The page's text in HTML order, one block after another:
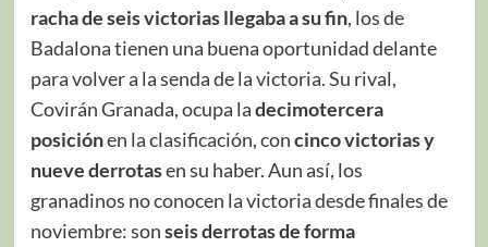
racha de seis victorias llegaba a su fin, los de
Badalona tienen una buena oportunidad delante
para volver a la senda de la victoria. Su rival,
Covirán Granada, ocupa ladecimotercera
posiciónen la clasificación, concinco victorias y
nueve derrotasen su haber. Aun así, los
granadinos no conocen la victoria desde finales de
noviembre: sonseis derrotas de forma